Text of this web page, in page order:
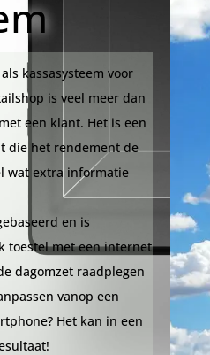
kassasysteem voor
is veel meer dan
een klant. Het is een
die het rendement de
wat extra informatie
en is
toestel met een internet
dagomzet raadplegen
vanop een
Het kan in een